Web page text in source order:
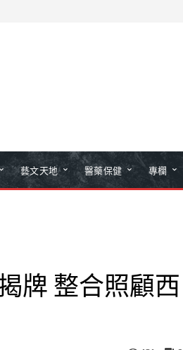
藝文天地 醫藥保健 專欄
牌 整合照顧西